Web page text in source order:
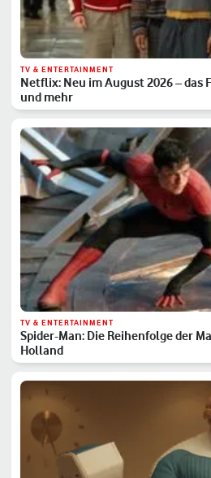
TV & ENTERTAINMENT
Netflix: Neu im August 2026 – das
und mehr
TV & ENTERTAINMENT
Spider-Man: Die Reihenfolge der
Holland